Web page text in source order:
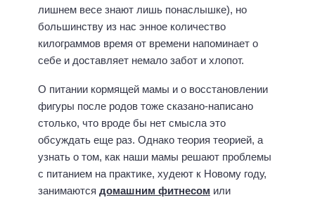
лишнем весе знают лишь понаслышке), но
большинству из нас энное количество
килограммов время от времени напоминает о
себе и доставляет немало забот и хлопот.
О питании кормящей мамы и о восстановлении
фигуры после родов тоже сказано-написано
столько, что вроде бы нет смысла это
обсуждать еще раз. Однако теория теорией, а
узнать о том, как наши мамы решают проблемы
с питанием на практике, худеют к Новому году,
занимаются домашним фитнесом или